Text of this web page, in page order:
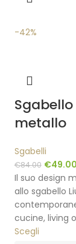
-42%
metallo
Sgabelli
€84.00 €49.00
Il suo design
allo sgabello
cucine, living o
Scegli